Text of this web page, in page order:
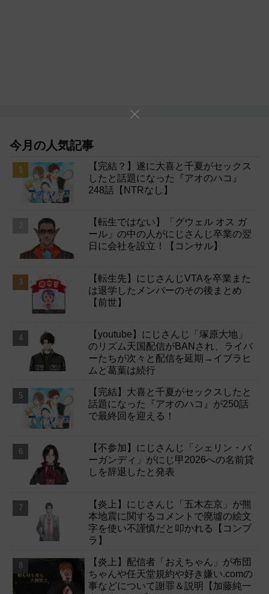
今月の人気記事
【完結？】遂に大喜と千夏がセックス
したと話題になった『アオのハコ』
248話【NTRなし】
【転生ではない】「グウェル オス ガ
ール」の中の人がにじさんじ卒業の翌
日に会社を設立！【コンサル】
【転生先】にじさんじVTAを卒業また
は退学したメンバーのその後まとめ
【前世】
【youtube】にじさんじ「塚原大地」
のリズム天国配信がBANされ、ライバ
ーたちが次々と配信を延期→イブラヒ
ムと葛葉は続行
【完結】大喜と千夏がセックスしたと
話題になった『アオのハコ』が250話
で最終回を迎える！
【不参加】にじさんじ「シェリン・バ
ーガンディ」がにじ甲2026への名前貸
しを辞退したと発表
【炎上】にじさんじ「五木左京」が熊
本地震に関するコメントで廃墟の絵文
字を使い不謹慎だと叩かれる【コンプ
ラ】
【炎上】配信者「おえちゃん」が布団
ちゃんや任天堂規約や好き嫌い.comの
事などについて謝罪＆説明【加藤純一